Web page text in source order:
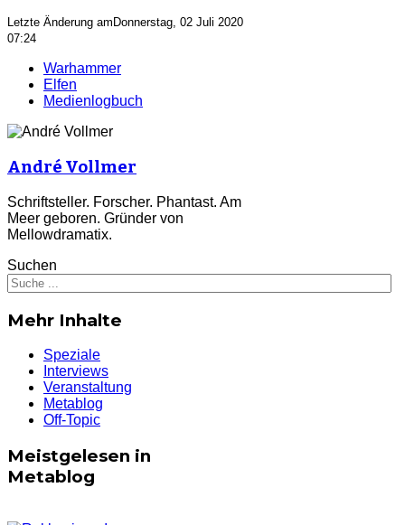
Letzte Änderung amDonnerstag, 02 Juli 2020
07:24
Warhammer
Elfen
Medienlogbuch
André Vollmer
Schriftsteller. Forscher. Phantast. Am
Meer geboren. Gründer von
Mellowdramatix.
Suchen
Mehr Inhalte
Speziale
Interviews
Veranstaltung
Metablog
Off-Topic
Meistgelesen in
Metablog